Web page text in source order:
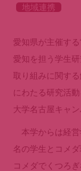
地域連携
愛知県が主催す
愛知を担う学生
取り組みに関す
にわたる研究活
大学名古屋キャ
本学からは経営
名の学生とコメ
コメダでくつろ